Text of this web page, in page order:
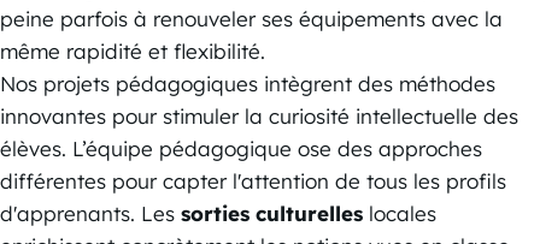
peine parfois à renouveler ses équipements avec la
même rapidité et flexibilité.
Nos projets pédagogiques intègrent des méthodes
innovantes pour stimuler la curiosité intellectuelle des
élèves. L’équipe pédagogique ose des approches
différentes pour capter l'attention de tous les profils
d'apprenants. Les sorties culturelles locales